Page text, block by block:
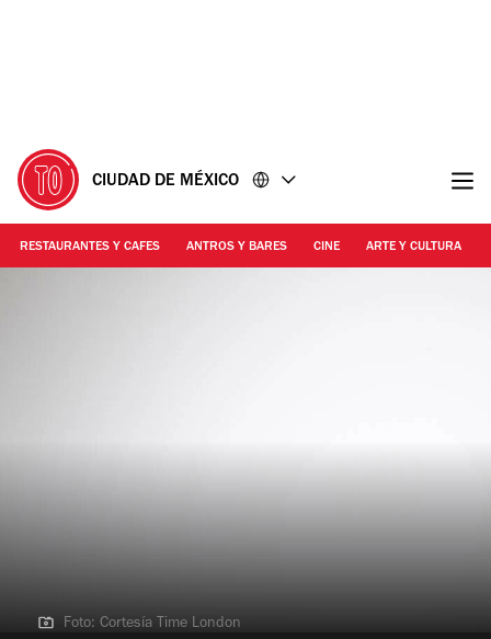
CIUDAD DE MÉXICO
RESTAURANTES Y CAFES ANTROS Y BARES CINE ARTE Y CULTURA
Foto: Cortesía Time London